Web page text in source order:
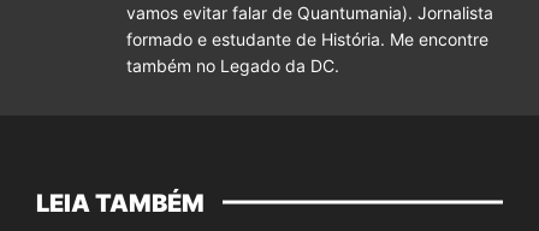
vamos evitar falar de Quantumania). Jornalista
formado e estudante de História. Me encontre
também no Legado da DC.
LEIA TAMBÉM